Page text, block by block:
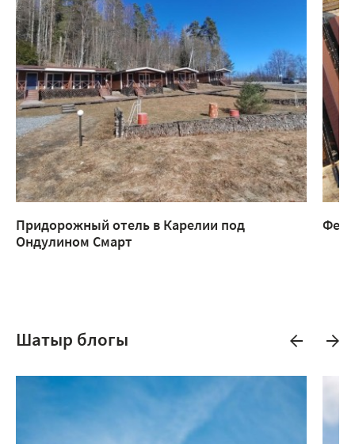
Придорожный отель в Карелии под
Ондулином Смарт
Шатыр блогы